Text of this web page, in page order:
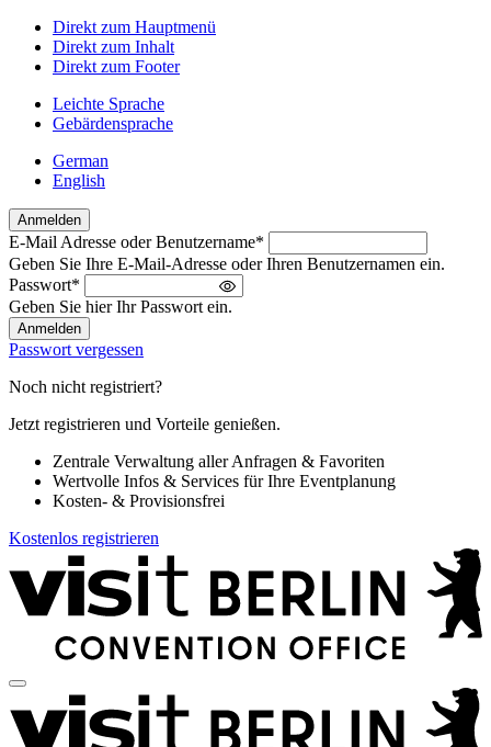
Direkt zum Hauptmenü
Direkt zum Inhalt
Direkt zum Footer
Leichte Sprache
Gebärdensprache
German
English
Anmelden
Willkommen
zurück!
Bitte
melden
Sie
sich
an
E-Mail Adresse oder Benutzername*
Geben Sie Ihre E-Mail-Adresse oder Ihren Benutzernamen ein.
Passwort*
Geben Sie hier Ihr Passwort ein.
Passwort vergessen
Noch nicht registriert?
Jetzt registrieren und Vorteile genießen.
Zentrale Verwaltung aller Anfragen & Favoriten
Wertvolle Infos & Services für Ihre Eventplanung
Kosten- & Provisionsfrei
Kostenlos registrieren